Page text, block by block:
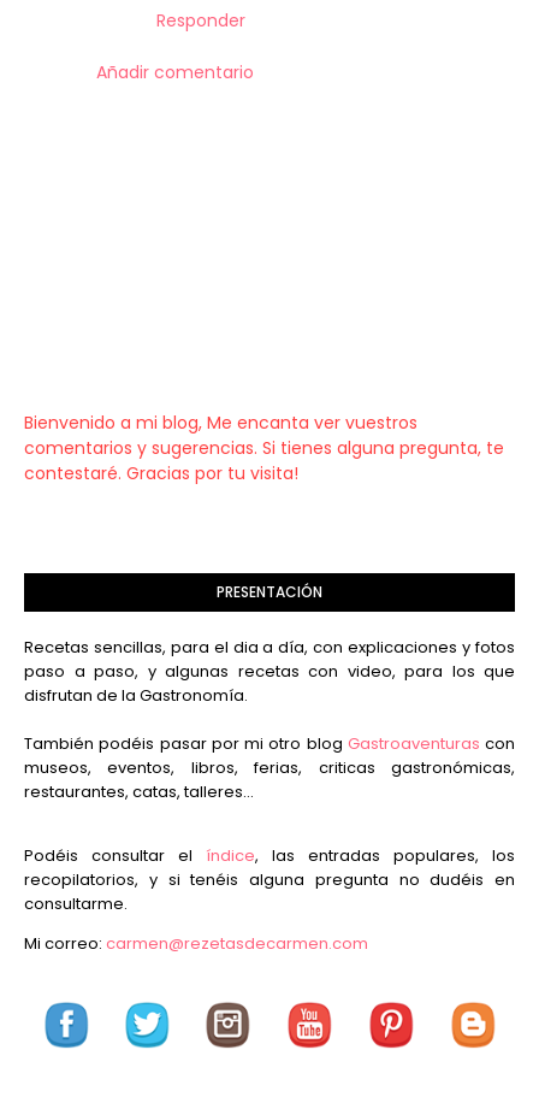
Responder
Añadir comentario
Bienvenido a mi blog, Me encanta ver vuestros
comentarios y sugerencias. Si tienes alguna pregunta, te
contestaré. Gracias por tu visita!
PRESENTACIÓN
Recetas sencillas, para el dia a día, con explicaciones y fotos
paso a paso, y algunas recetas con video, para los que
disfrutan de la Gastronomía.
También podéis pasar por mi otro blog Gastroaventuras con
museos, eventos, libros, ferias, criticas gastronómicas,
restaurantes, catas, talleres...
Podéis consultar el índice, las entradas populares, los
recopilatorios, y si tenéis alguna pregunta no dudéis en
consultarme.
Mi correo: carmen@rezetasdecarmen.com